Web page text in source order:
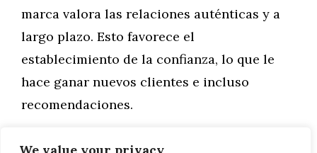
marca valora las relaciones auténticas y a
largo plazo. Esto favorece el
establecimiento de la confianza, lo que le
hace ganar nuevos clientes e incluso
recomendaciones.